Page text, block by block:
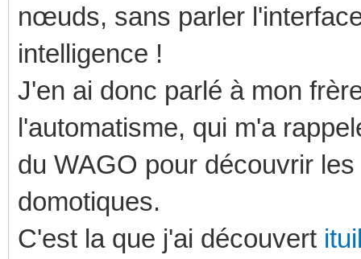
nœuds, sans parler
intelligence !
J'en ai donc parlé à mon
l'automatisme, qui m'a
du WAGO pour découvrir
domotiques.
C'est la que j'ai découvert